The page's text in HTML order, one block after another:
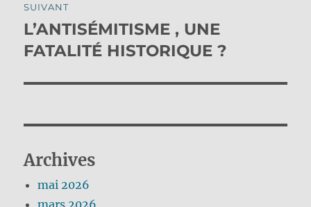
SUIVANT
Publication
suivante :
L’ANTISÉMITISME , UNE
FATALITÉ HISTORIQUE ?
Archives
mai 2026
mars 2026